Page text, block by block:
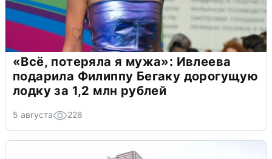
«Всё, потеряла я мужа»: Ивлеева
подарила Филиппу Бегаку дорогущую
лодку за 1,2 млн рублей
5 августа 228